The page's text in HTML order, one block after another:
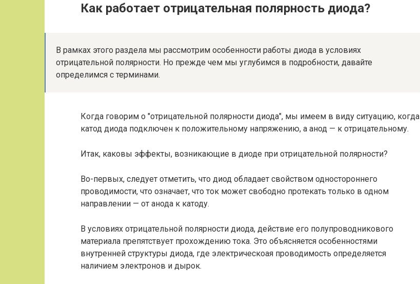
Как работает отрицательная полярность диода?
В рамках этого раздела мы рассмотрим особенности работы диода в условиях
отрицательной полярности. Но прежде чем мы углубимся в подробности, давайте
определимся с терминами.
Когда говорим о "отрицательной полярности диода", мы имеем в виду ситуацию, когда
катод диода подключен к положительному напряжению, а анод — к отрицательному.
Итак, каковы эффекты, возникающие в диоде при отрицательной полярности?
Во-первых, следует отметить, что диод обладает свойством одностороннего
проводимости, что означает, что ток может свободно протекать только в одном
направлении — от анода к катоду.
В условиях отрицательной полярности диода, действие его полупроводникового
материала препятствует прохождению тока. Это объясняется особенностями
внутренней структуры диода, где электрическоая проводимость определяется
наличием электронов и дырок.